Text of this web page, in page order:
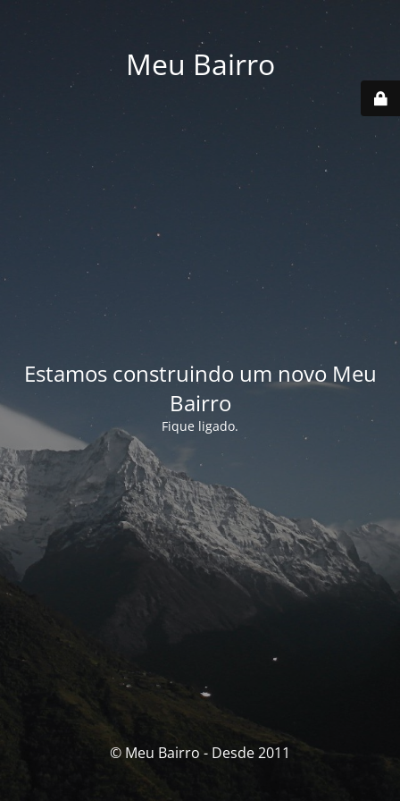
Meu Bairro
Estamos construindo um novo Meu
Bairro
Fique ligado.
© Meu Bairro - Desde 2011